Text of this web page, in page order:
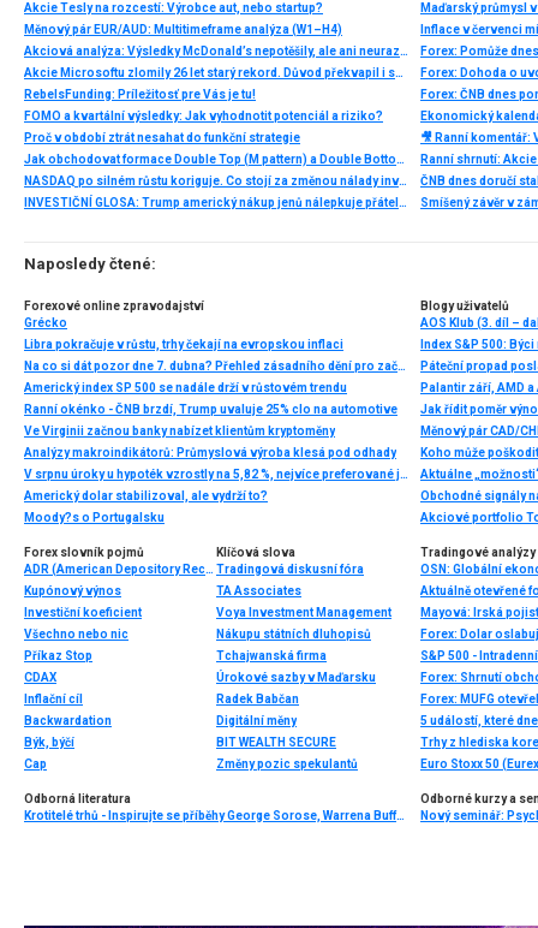
Akcie Tesly na rozcestí: Výrobce aut, nebo startup?
Měnový pár EUR/AUD: Multitimeframe analýza (W1–H4)
Akciová analýza: Výsledky McDonald’s nepotěšily, ale ani neurazily. Jakou vizi společnost prezentovala?
Akcie Microsoftu zlomily 26 let starý rekord. Důvod překvapil i samotné investory
RebelsFunding: Príležitosť pre Vás je tu!
FOMO a kvartální výsledky: Jak vyhodnotit potenciál a riziko?
Proč v období ztrát nesahat do funkční strategie
Jak obchodovat formace Double Top (M pattern) a Double Bottom (W pattern)
NASDAQ po silném růstu koriguje. Co stojí za změnou nálady investorů?
INVESTIČNÍ GLOSA: Trump americký nákup jenů nálepkuje přátelstvím. Pravda je jinde
Maďarský průmysl
Inflace v červenci
Forex: Pomůže
Forex: Dohoda o
Ekonomický
ČNB dnes doručí
Smíšený závěr v
Naposledy čtené:
Forexové online zpravodajství
Grécko
Libra pokračuje v růstu, trhy čekají na evropskou inflaci
Na co si dát pozor dne 7. dubna? Přehled zásadního dění pro začátečníky
Americký index SP 500 se nadále drží v růstovém trendu
Ranní okénko - ČNB brzdí, Trump uvaluje 25% clo na automotive
Ve Virginii začnou banky nabízet klientům kryptoměny
Analýzy makroindikátorů: Průmyslová výroba klesá pod odhady
V srpnu úroky u hypoték vzrostly na 5,82 %, nejvíce preferované jsou stále pětileté fixace sazeb
Americký dolar stabilizoval, ale vydrží to?
Moody?s o Portugalsku
Blogy uživatelů
AOS Klub (3. díl –
Index S&P 500:
Páteční propad
Jak řídit poměr
Měnový pár CAD/
Koho může
Aktuálne
Forex slovník pojmů
ADR (American Depository Receipt)
Kupónový výnos
Investiční koeficient
Všechno nebo nic
Příkaz Stop
CDAX
Inflační cíl
Backwardation
Býk, býčí
Cap
Klíčová slova
Tradingová diskusní fóra
TA Associates
Voya Investment Management
Nákupu státních dluhopisů
Tchajwanská firma
Úrokové sazby v Maďarsku
Radek Babčan
Digitální měny
BIT WEALTH SECURE
Změny pozic spekulantů
Tradingové analýzy
Aktuálně otevřené
S&P 500 -
Forex: Shrnutí
Forex: MUFG
5 událostí, které
Trhy z hlediska
Euro Stoxx 50
Odborná literatura
Krotitelé trhů - Inspirujte se příběhy George Sorose, Warrena Buffetta a Paula Volckera
Odborné kurzy a